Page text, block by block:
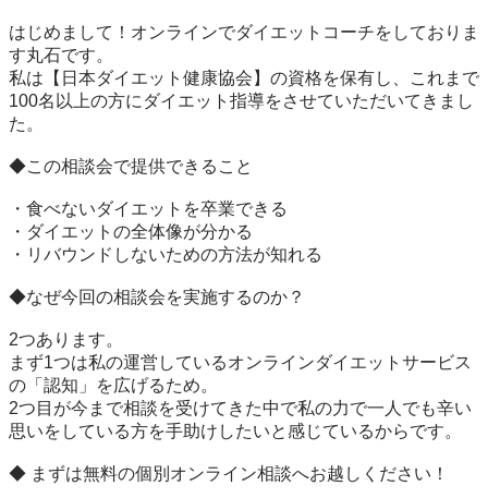
はじめまして！オンラインでダイエットコーチをしておりま
す丸石です。
私は【日本ダイエット健康協会】の資格を保有し、これまで
100名以上の方にダイエット指導をさせていただいてきまし
た。
◆この相談会で提供できること
・食べないダイエットを卒業できる
・ダイエットの全体像が分かる
・リバウンドしないための方法が知れる
◆なぜ今回の相談会を実施するのか？
2つあります。
まず1つは私の運営しているオンラインダイエットサービス
の「認知」を広げるため。
2つ目が今まで相談を受けてきた中で私の力で一人でも辛い
思いをしている方を手助けしたいと感じているからです。
◆ まずは無料の個別オンライン相談へお越しください！